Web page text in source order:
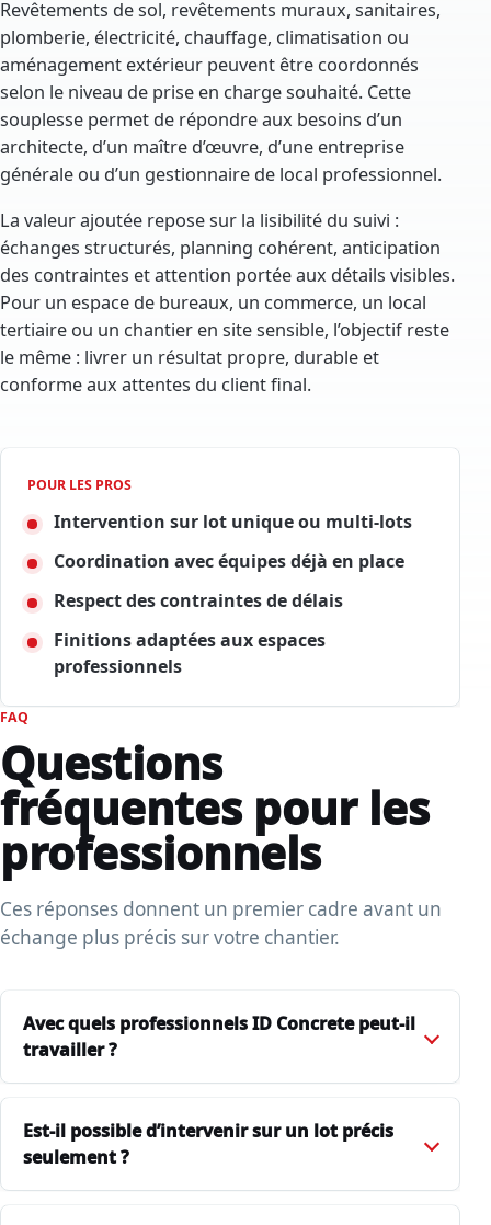
Revêtements de sol, revêtements muraux, sanitaires,
plomberie, électricité, chauffage, climatisation ou
aménagement extérieur peuvent être coordonnés
selon le niveau de prise en charge souhaité. Cette
souplesse permet de répondre aux besoins d’un
architecte, d’un maître d’œuvre, d’une entreprise
générale ou d’un gestionnaire de local professionnel.
La valeur ajoutée repose sur la lisibilité du suivi :
échanges structurés, planning cohérent, anticipation
des contraintes et attention portée aux détails visibles.
Pour un espace de bureaux, un commerce, un local
tertiaire ou un chantier en site sensible, l’objectif reste
le même : livrer un résultat propre, durable et
conforme aux attentes du client final.
POUR LES PROS
Intervention sur lot unique ou multi-lots
Coordination avec équipes déjà en place
Respect des contraintes de délais
Finitions adaptées aux espaces
professionnels
FAQ
Questions
fréquentes pour les
professionnels
Ces réponses donnent un premier cadre avant un
échange plus précis sur votre chantier.
Avec quels professionnels ID Concrete peut-il
travailler ?
Est-il possible d’intervenir sur un lot précis
seulement ?